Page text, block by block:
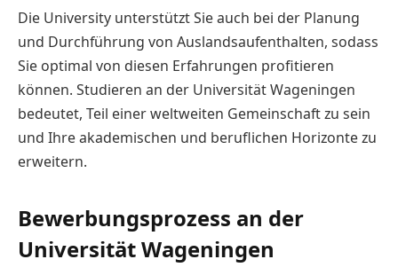
Die University unterstützt Sie auch bei der Planung
und Durchführung von Auslandsaufenthalten, sodass
Sie optimal von diesen Erfahrungen profitieren
können. Studieren an der Universität Wageningen
bedeutet, Teil einer weltweiten Gemeinschaft zu sein
und Ihre akademischen und beruflichen Horizonte zu
erweitern.
Bewerbungsprozess an der
Universität Wageningen